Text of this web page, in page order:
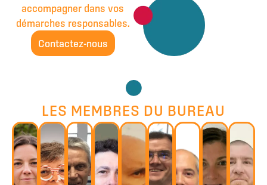
accompagner dans vos
démarches responsables.
Contactez-nous
LES MEMBRES DU BUREAU